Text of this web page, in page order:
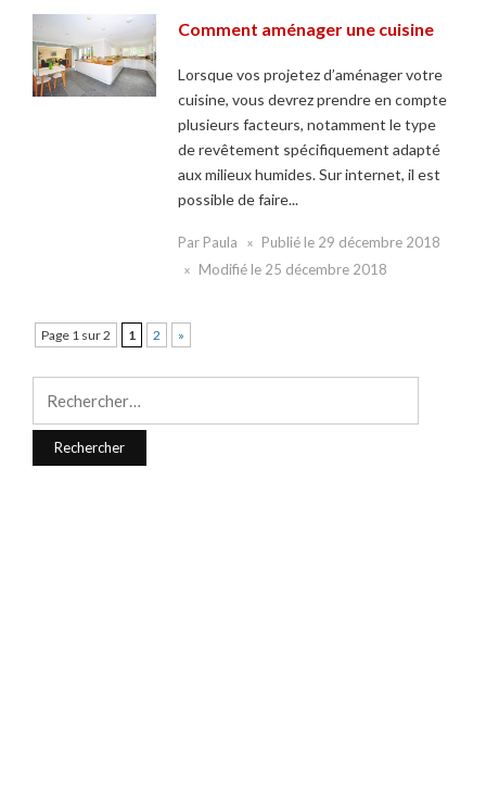
Comment aménager une cuisine
Lorsque vos projetez d’aménager votre
cuisine, vous devrez prendre en compte
plusieurs facteurs, notamment le type
de revêtement spécifiquement adapté
aux milieux humides. Sur internet, il est
possible de faire...
Par Paula Publié le 29 décembre 2018
Modifié le 25 décembre 2018
Page 1 sur 2 1 2 »